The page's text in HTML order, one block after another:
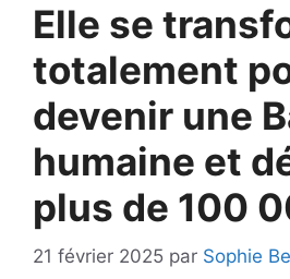
Elle se
totalement
devenir une
humaine et
plus de 100
21 février 2025 par Sophie